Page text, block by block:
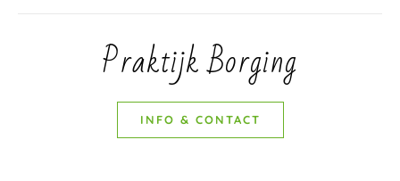
Praktijk Borging
INFO & CONTACT